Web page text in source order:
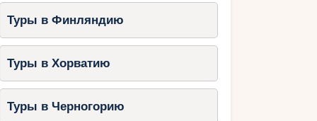
Туры в Финляндию
Туры в Хорватию
Туры в Черногорию